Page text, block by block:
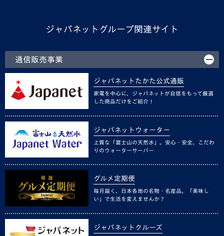
ジャパネットグループ関連サイト
通信販売事業
ジャパネットたかた公式通販
家電を中心に、ジャパネットが自信をもって厳選
した商品だけをご紹介！
ジャパネットウォーター
上質な「富士山の天然水」。安心・安全、こだわ
りのウォーターサーバー
グルメ定期便
毎月届く、日本各地の名物・名産品。「美味し
い」で生活を変えませんか？
ジャパネットクルーズ